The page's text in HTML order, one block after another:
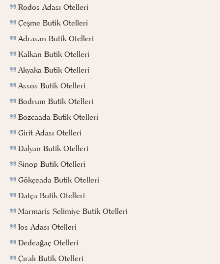
Rodos Adası Otelleri
Çeşme Butik Otelleri
Adrasan Butik Otelleri
Kalkan Butik Otelleri
Akyaka Butik Otelleri
Assos Butik Otelleri
Bodrum Butik Otelleri
Bozcaada Butik Otelleri
Girit Adası Otelleri
Dalyan Butik Otelleri
Sinop Butik Otelleri
Gökçeada Butik Otelleri
Datça Butik Otelleri
Marmaris Selimiye Butik Otelleri
Ios Adası Otelleri
Dedeağaç Otelleri
Çıralı Butik Otelleri